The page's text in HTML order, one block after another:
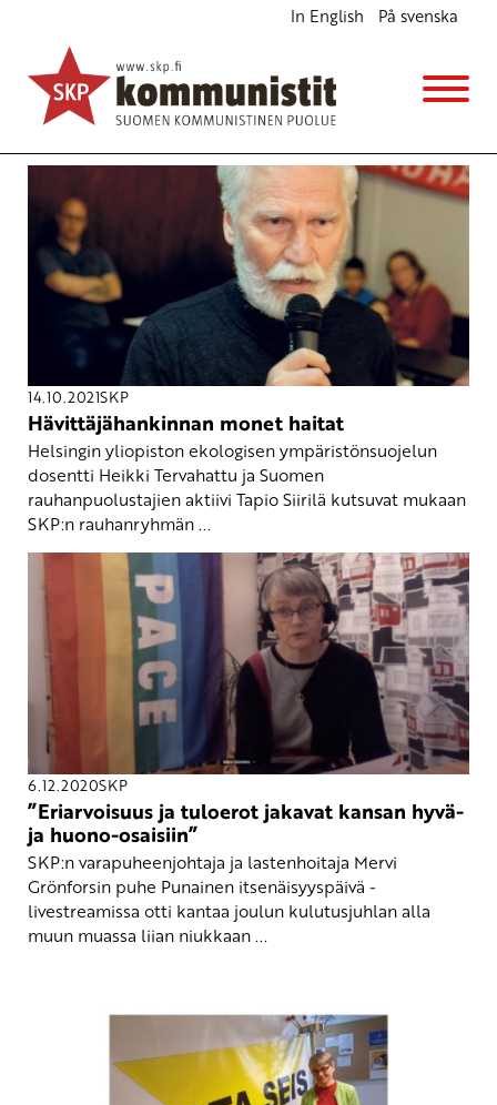
In English På svenska
HX hanke
14.10.2021SKP
Hävittäjähankinnan monet haitat
Helsingin yliopiston ekologisen ympäristönsuojelun
dosentti Heikki Tervahattu ja Suomen
rauhanpuolustajien aktiivi Tapio Siirilä kutsuvat mukaan
SKP:n rauhanryhmän ...
6.12.2020SKP
”Eriarvoisuus ja tuloerot jakavat kansan hyvä-
ja huono-osaisiin”
SKP:n varapuheenjohtaja ja lastenhoitaja Mervi
Grönforsin puhe Punainen itsenäisyyspäivä -
livestreamissa otti kantaa joulun kulutusjuhlan alla
muun muassa liian niukkaan ...